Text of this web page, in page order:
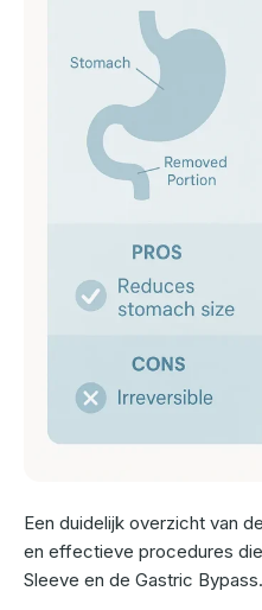
Een duidelijk overzicht van
en effectieve procedures
Sleeve en de Gastric Bypass.